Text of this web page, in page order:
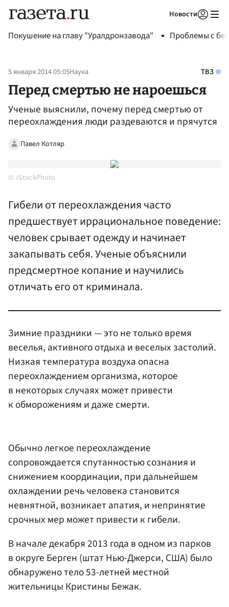
Новости
Покушение на главу "Уралдронзавода" Проблемы с
5 января 2014 05:05Наука ТВЗ
Перед смертью не нароешься
Ученые выяснили, почему перед смертью от
переохлаждения люди раздеваются и прячутся
Павел Котляр
iStockPhoto
Гибели от переохлаждения часто
предшествует иррациональное поведение:
человек срывает одежду и начинает
закапывать себя. Ученые объяснили
предсмертное копание и научились
отличать его от криминала.
Зимние праздники — это не только время
веселья, активного отдыха и веселых застолий.
Низкая температура воздуха опасна
переохлаждением организма, которое
в некоторых случаях может привести
к обморожениям и даже смерти.
Обычно легкое переохлаждение
сопровождается спутанностью сознания и
снижением координации, при дальнейшем
охлаждении речь человека становится
невнятной, возникает апатия, и непринятие
срочных мер может привести к гибели.
В начале декабря 2013 года в одном из парков
в округе Берген (штат Нью-Джерси, США) было
обнаружено тело 53-летней местной
жительницы Кристины Бежак.